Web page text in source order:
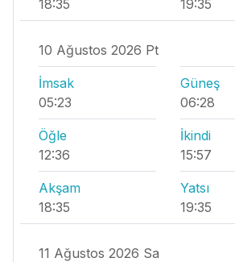
18:35 19:35
10 Ağustos 2026 Pt
İmsak
05:23
Güneş
06:28
Öğle
12:36
İkindi
15:57
Akşam
18:35
Yatsı
19:35
11 Ağustos 2026 Sa